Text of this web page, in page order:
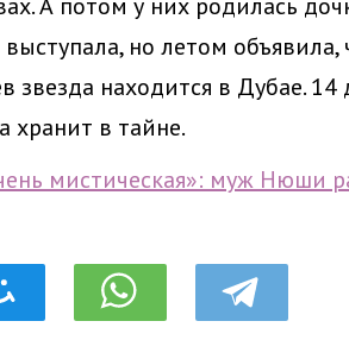
но летом объявила,
звезда находится в Дубае.
хранит в тайне.
мистическая»: муж Нюши